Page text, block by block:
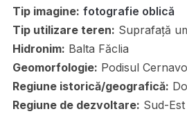
Tip imagine: fotografie oblică
Tip utilizare teren: Suprafață
Hidronim: Balta Făclia
Geomorfologie: Podisul
Regiune istorică/geografică:
Regiune de dezvoltare: Sud-Est